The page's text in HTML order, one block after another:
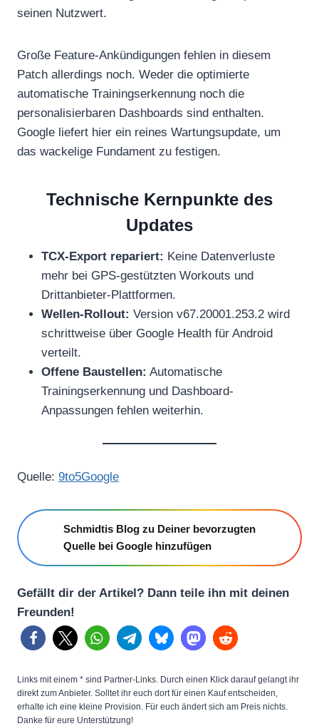
seinen Nutzwert.
Große Feature-Ankündigungen fehlen in diesem
Patch allerdings noch. Weder die optimierte
automatische Trainingserkennung noch die
personalisierbaren Dashboards sind enthalten.
Google liefert hier ein reines Wartungsupdate, um
das wackelige Fundament zu festigen.
Technische Kernpunkte des
Updates
TCX-Export repariert: Keine Datenverluste
mehr bei GPS-gestützten Workouts und
Drittanbieter-Plattformen.
Wellen-Rollout: Version v67.20001.253.2 wird
schrittweise über Google Health für Android
verteilt.
Offene Baustellen: Automatische
Trainingserkennung und Dashboard-
Anpassungen fehlen weiterhin.
Quelle: 9to5Google
Schmidtis Blog zu Deiner bevorzugten
Quelle bei Google hinzufügen
Gefällt dir der Artikel? Dann teile ihn mit deinen
Freunden!
Links mit einem * sind Partner-Links. Durch einen Klick darauf gelangt ihr
direkt zum Anbieter. Solltet ihr euch dort für einen Kauf entscheiden,
erhalte ich eine kleine Provision. Für euch ändert sich am Preis nichts.
Danke für eure Unterstützung!